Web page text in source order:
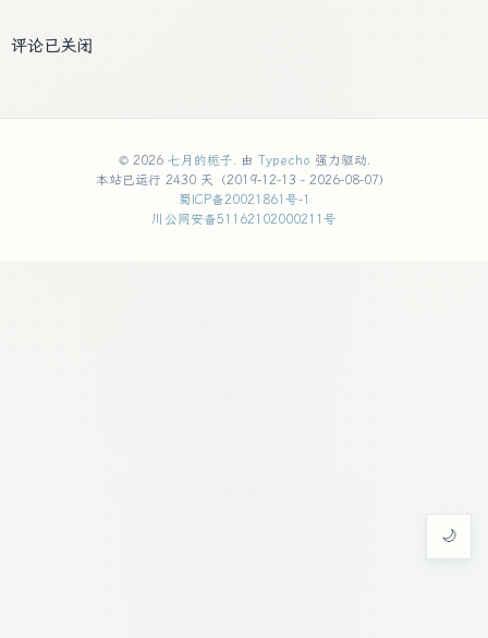
评论已关闭
© 2026 七月的栀子. 由 Typecho 强力驱动.
本站已运行 2430 天（2019-12-13 - 2026-08-07）
蜀ICP备20021861号-1
川公网安备51162102000211号
🌙